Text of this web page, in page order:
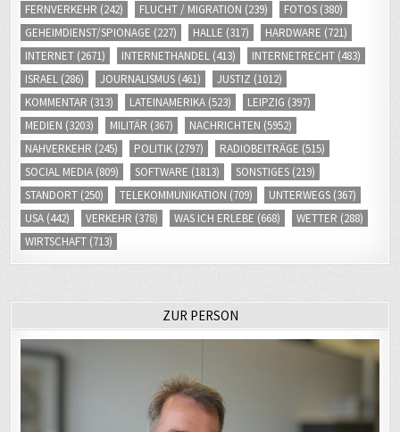
FERNVERKEHR (242) FLUCHT / MIGRATION (239) FOTOS (380)
GEHEIMDIENST/SPIONAGE (227) HALLE (317) HARDWARE (721)
INTERNET (2671) INTERNETHANDEL (413) INTERNETRECHT (483)
ISRAEL (286) JOURNALISMUS (461) JUSTIZ (1012)
KOMMENTAR (313) LATEINAMERIKA (523) LEIPZIG (397)
MEDIEN (3203) MILITÄR (367) NACHRICHTEN (5952)
NAHVERKEHR (245) POLITIK (2797) RADIOBEITRÄGE (515)
SOCIAL MEDIA (809) SOFTWARE (1813) SONSTIGES (219)
STANDORT (250) TELEKOMMUNIKATION (709) UNTERWEGS (367)
USA (442) VERKEHR (378) WAS ICH ERLEBE (668) WETTER (288)
WIRTSCHAFT (713)
ZUR PERSON